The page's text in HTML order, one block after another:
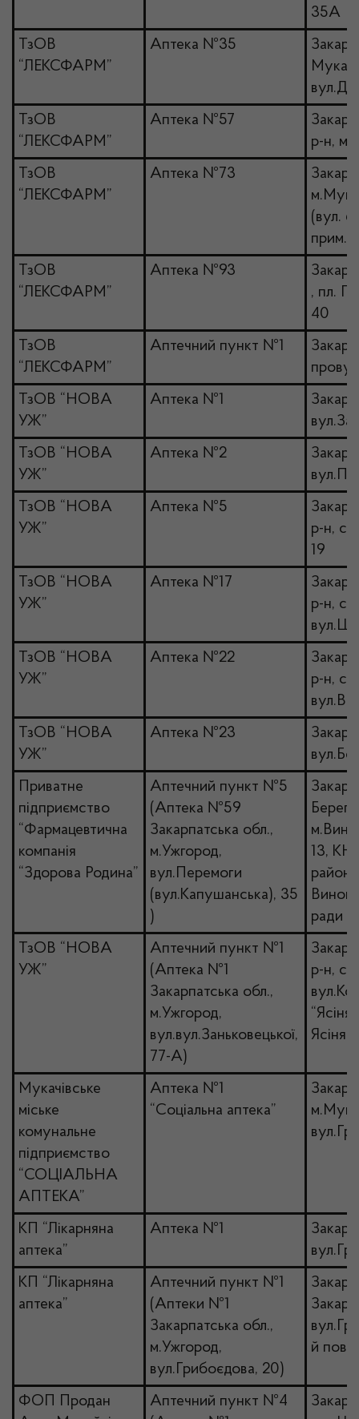
35А
ТзОВ
“ЛЕКСФАРМ”
Аптека №35
ТзОВ
“ЛЕКСФАРМ”
Аптека №57
р-н,
ТзОВ
“ЛЕКСФАРМ”
Аптека №73
(вул.
прим.
ТзОВ
“ЛЕКСФАРМ”
Аптека №93
, пл.
40
ТзОВ
“ЛЕКСФАРМ”
Аптечний пункт №1
ТзОВ “НОВА
УЖ”
Аптека №1
ТзОВ “НОВА
УЖ”
Аптека №2
ТзОВ “НОВА
УЖ”
Аптека №5
р-н,
19
ТзОВ “НОВА
УЖ”
Аптека №17
р-н,
ТзОВ “НОВА
УЖ”
Аптека №22
р-н,
ТзОВ “НОВА
УЖ”
Аптека №23
Приватне
підприємство
“Фармацевтична
компанія
“Здорова Родина”
Аптечний пункт №5
(Аптека №59
Закарпатська обл.,
м.Ужгород,
вул.Перемоги
(вул.Капушанська), 35
)
13,
ради
ТзОВ “НОВА
УЖ”
Аптечний пункт №1
(Аптека №1
Закарпатська обл.,
м.Ужгород,
вул.вул.Заньковецької,
77-А)
р-н,
Мукачівське
міське
комунальне
підприємство
“СОЦІАЛЬНА
АПТЕКА”
Аптека №1
“Соціальна аптека”
КП “Лікарняна
аптека”
Аптека №1
КП “Лікарняна
аптека”
Аптечний пункт №1
(Аптеки №1
Закарпатська обл.,
м.Ужгород,
вул.Грибоєдова, 20)
й
ФОП Продан
Аптечний пункт №4